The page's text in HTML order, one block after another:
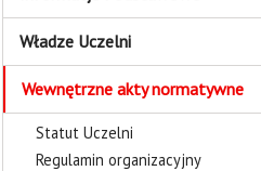
Władze Uczelni
Wewnętrzne akty normatywne
Statut Uczelni
Regulamin organizacyjny